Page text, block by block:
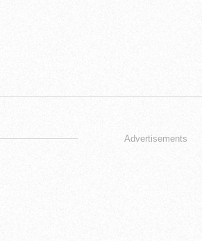
Advertisements